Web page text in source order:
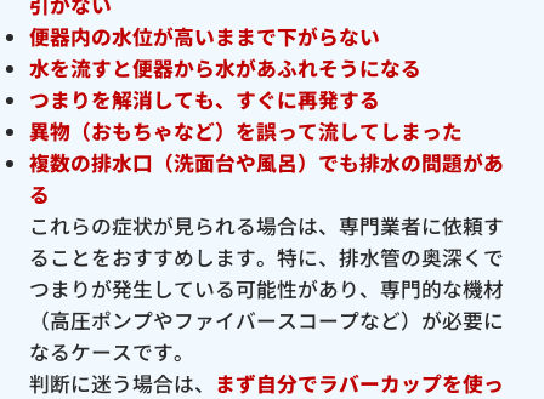
便器内の水位が高いままで下がらない
水を流すと便器から水があふれそうになる
つまりを解消しても、すぐに再発する
異物（おもちゃなど）を誤って流してしまった
複数の排水口（洗面台や風呂）でも排水の問題があ
る
これらの症状が見られる場合は、専門業者に依頼す
ることをおすすめします。特に、排水管の奥深くで
つまりが発生している可能性があり、専門的な機材
（高圧ポンプやファイバースコープなど）が必要に
なるケースです。
判断に迷う場合は、 まず自分でラバーカップを使っ